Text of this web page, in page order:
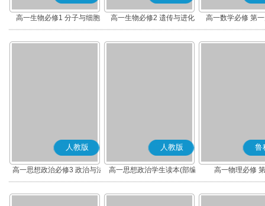
高一生物必修1 分子与细胞 高一生物必修2 遗传与进化 高一数学必修 第
人教版
高一思想政治必修3 政治与法
治(部编版)
人教版
高一思想政治学生读本(部编
版)
鲁
高一物理必修